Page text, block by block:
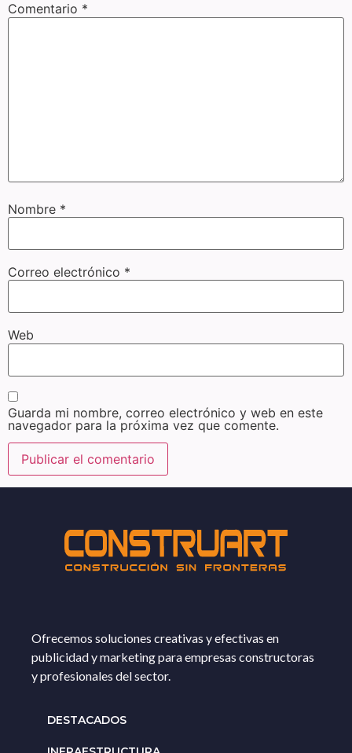
Comentario *
Nombre *
Correo electrónico *
Web
Guarda mi nombre, correo electrónico y web en este
navegador para la próxima vez que comente.
Ofrecemos soluciones creativas y efectivas en
publicidad y marketing para empresas constructoras
y profesionales del sector.
DESTACADOS